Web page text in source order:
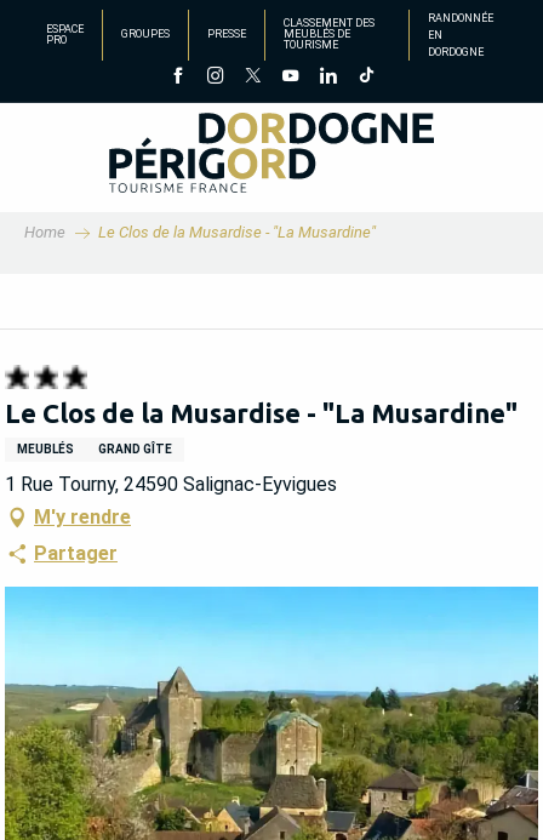
principal
ESPACE
PRO
GROUPES PRESSE
CLASSEMENT DES
MEUBLÉS DE
TOURISME
RANDONNÉE
EN
DORDOGNE
Home Le Clos de la Musardise - "La Musardine"
Le Clos de la Musardise - "La Musardine"
MEUBLÉS GRAND GÎTE
1 Rue Tourny, 24590 Salignac-Eyvigues
M'y rendre
Partager